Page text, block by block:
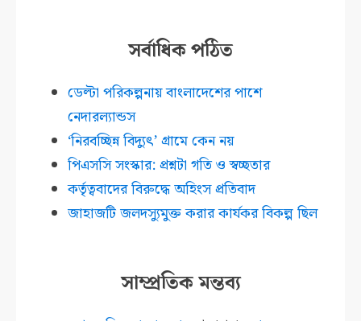
সর্বাধিক পঠিত
ডেল্টা পরিকল্পনায় বাংলাদেশের পাশে
নেদারল্যান্ডস
‘নিরবচ্ছিন্ন বিদ্যুৎ’ গ্রামে কেন নয়
পিএসসি সংস্কার: প্রশ্নটা গতি ও স্বচ্ছতার
কর্তৃত্ববাদের বিরুদ্ধে অহিংস প্রতিবাদ
জাহাজটি জলদস্যুমুক্ত করার কার্যকর বিকল্প ছিল
সাম্প্রতিক মন্তব্য